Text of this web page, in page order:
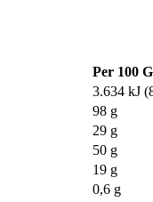
Per 100
3.634 kJ
98 g
29 g
50 g
19 g
0,6 g